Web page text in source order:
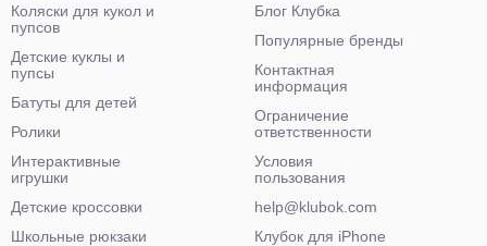
Коляски для кукол и
пупсов
Детские куклы и
пупсы
Батуты для детей
Ролики
Интерактивные
игрушки
Детские кроссовки
Школьные рюкзаки
Блог Клубка
Популярные бренды
Контактная
информация
Ограничение
ответственности
Условия
пользования
help@klubok.com
Клубок для iPhone